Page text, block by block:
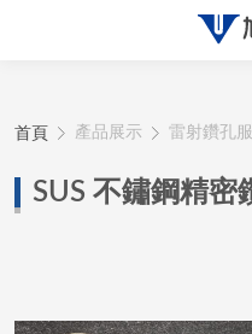
首頁 產品展示 雷射鑽孔
SUS 不鏽鋼精密